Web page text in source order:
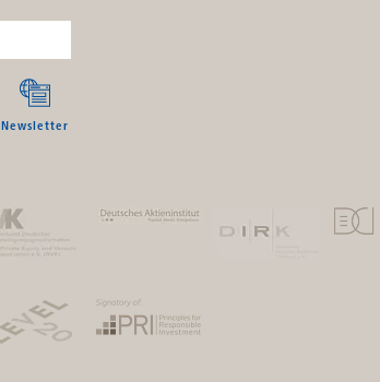
Newsletter